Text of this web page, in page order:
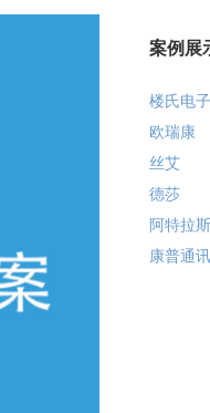
案例展
楼氏电子
欧瑞康
丝艾
德莎
阿特拉斯
康普通讯